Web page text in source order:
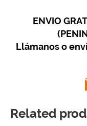
ENVIO
Llámanos o
Related